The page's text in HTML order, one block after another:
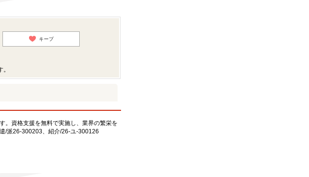
キープ
。資格支援を無料で実施し、業界の繁栄を
/派26-300203、紹介/26-ユ-300126